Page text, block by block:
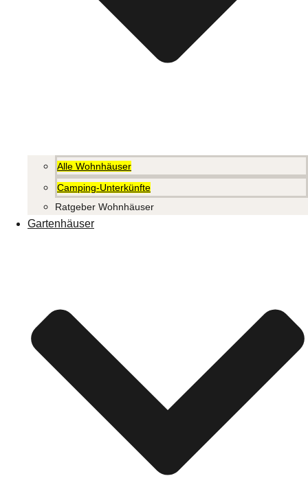
Alle Wohnhäuser
Camping-Unterkünfte
Ratgeber Wohnhäuser
Gartenhäuser